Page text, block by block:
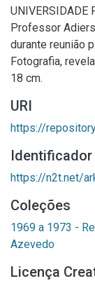
UNIVERSIDADE
Professor
durante reunião
Fotografia,
18 cm.
URI
https://
Identificador
https://n2t.net/
Coleções
1969 a 1973 -
Azevedo
Licença